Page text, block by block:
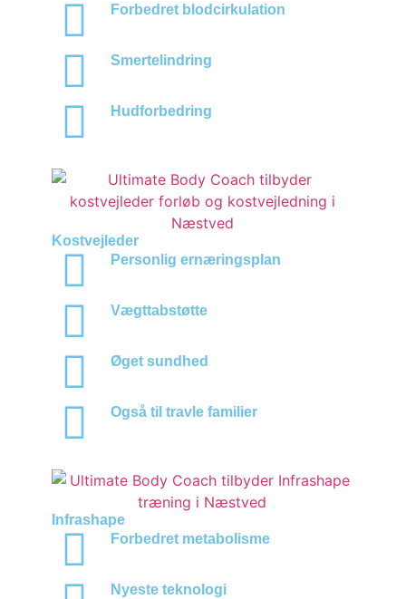
Forbedret blodcirkulation
Smertelindring
Hudforbedring
Kostvejleder
Personlig ernæringsplan
Vægttabstøtte
Øget sundhed
Også til travle familier
Infrashape
Forbedret metabolisme
Nyeste teknologi